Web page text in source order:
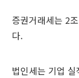
증권거래세는 2
다.
법인세는 기업